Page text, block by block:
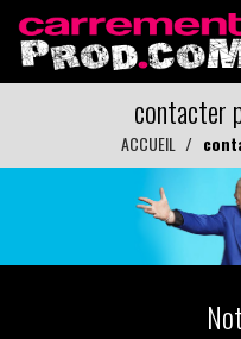
contacter
ACCUEIL